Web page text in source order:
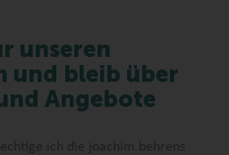
unseren
und bleib über
Angebote
ich die joachim behrens